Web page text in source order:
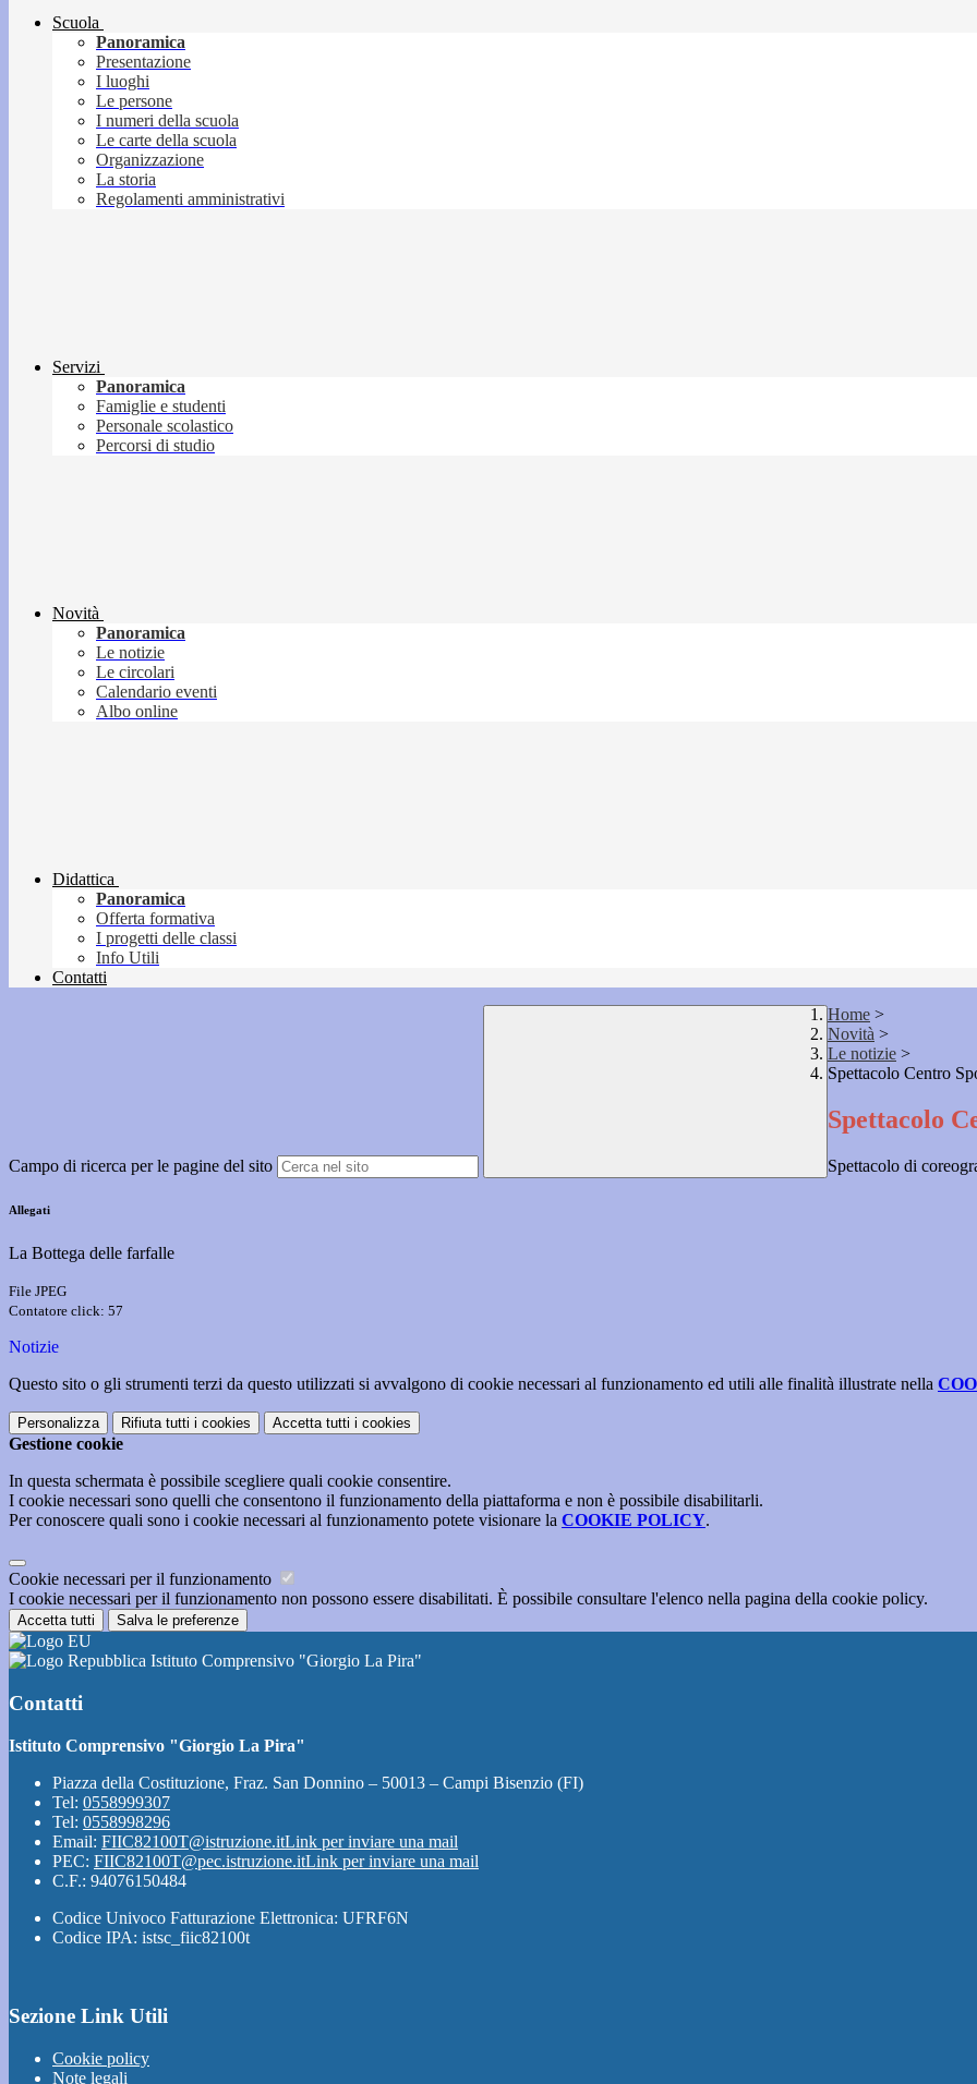
Scuola
Panoramica
Presentazione
I luoghi
Le persone
I numeri della scuola
Le carte della scuola
Organizzazione
La storia
Regolamenti amministrativi
Servizi
Panoramica
Famiglie e studenti
Personale scolastico
Percorsi di studio
Novità
Panoramica
Le notizie
Le circolari
Calendario eventi
Albo online
Didattica
Panoramica
Offerta formativa
I progetti delle classi
Info Utili
Contatti
Campo di ricerca per le pagine del sito
Home >
Novità >
Le notizie >
Spettacolo Centro
Spettacolo
Spettacolo di
Allegati
La Bottega delle farfalle
File JPEG
Contatore click: 57
Notizie
Questo sito o gli strumenti terzi da questo utilizzati si avvalgono di cookie necessari al funzionamento ed utili alle finalità illustrate nella
Personalizza Rifiuta tutti i cookies Accetta tutti i cookies
Gestione cookie
In questa schermata è possibile scegliere quali cookie consentire.
I cookie necessari sono quelli che consentono il funzionamento della piattaforma e non è possibile disabilitarli.
Per conoscere quali sono i cookie necessari al funzionamento potete visionare la COOKIE POLICY.
Cookie necessari per il funzionamento
I cookie necessari per il funzionamento non possono essere disabilitati. È possibile consultare l'elenco nella pagina della cookie policy.
Accetta tutti Salva le preferenze
Istituto Comprensivo "Giorgio La Pira"
Contatti
Istituto Comprensivo "Giorgio La Pira"
Piazza della Costituzione, Fraz. San Donnino – 50013 – Campi Bisenzio (FI)
Tel: 0558999307
Tel: 0558998296
Email: FIIC82100T@istruzione.itLink per inviare una mail
PEC: FIIC82100T@pec.istruzione.itLink per inviare una mail
C.F.: 94076150484
Codice Univoco Fatturazione Elettronica: UFRF6N
Codice IPA: istsc_fiic82100t
Sezione Link Utili
Cookie policy
Note legali